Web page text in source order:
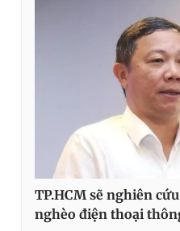
TP.HCM sẽ nghiên
nghèo điện thoại